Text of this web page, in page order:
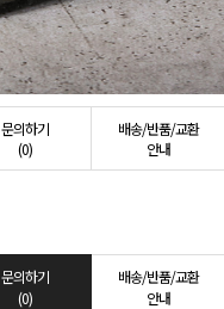
문의하기
(0)
배송/반품/교환
안내
문의하기
(0)
배송/반품/교환
안내